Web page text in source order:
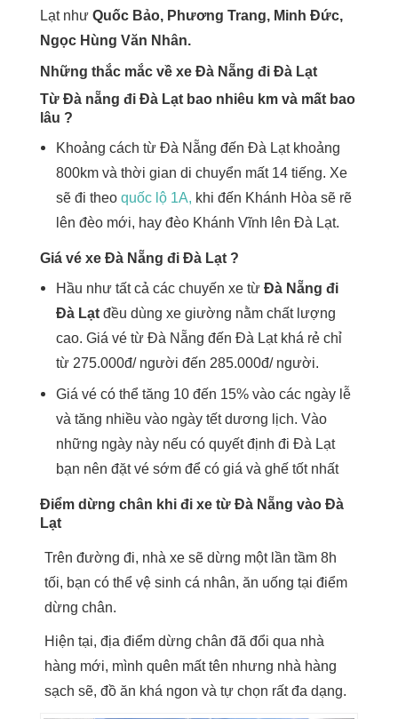
Lạt nhưQuốc Bảo, Phương Trang, Minh Đức,
Ngọc Hùng Văn Nhân.
Những thắc mắc về xe Đà Nẵng đi Đà Lạt
Từ Đà nẵng đi Đà Lạt bao nhiêu km và mất bao
lâu ?
Khoảng cách từ Đà Nẵng đến Đà Lạt khoảng
800km và thời gian di chuyển mất 14 tiếng. Xe
sẽ đi theoquốc lộ 1A, khi đến Khánh Hòa sẽ rẽ
lên đèo mới, hay đèo Khánh Vĩnh lên Đà Lạt.
Giá vé xe Đà Nẵng đi Đà Lạt ?
Hầu như tất cả các chuyến xe từĐà Nẵng đi
Đà Lạt đều dùng xe giường nằm chất lượng
cao. Giá vé từ Đà Nẵng đến Đà Lạt khá rẻ chỉ
từ 275.000đ/ người đến 285.000đ/ người.
Giá vé có thể tăng 10 đến 15% vào các ngày lễ
và tăng nhiều vào ngày tết dương lịch. Vào
những ngày này nếu có quyết định đi Đà Lạt
bạn nên đặt vé sớm để có giá và ghế tốt nhất
Điểm dừng chân khi đi xe từ Đà Nẵng vào Đà
Lạt
Trên đường đi, nhà xe sẽ dừng một lần tầm 8h
tối, bạn có thể vệ sinh cá nhân, ăn uống tại điểm
dừng chân.
Hiện tại, địa điểm dừng chân đã đổi qua nhà
hàng mới, mình quên mất tên nhưng nhà hàng
sạch sẽ, đồ ăn khá ngon và tự chọn rất đa dạng.